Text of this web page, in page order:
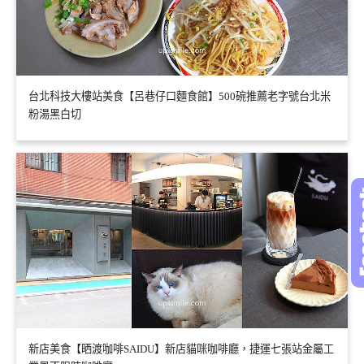
台北科技大樓站美食【呂巷仔口麵食館】500碗推薦老字號台北米
粉湯黑白切
新店美食【晒渡咖啡SAIDU】新店貓咪咖啡廳，捷運七張站金屬工